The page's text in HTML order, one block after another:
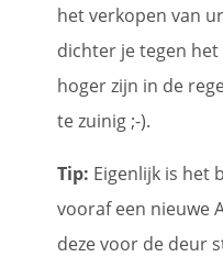
het verkopen van
dichter je tegen
hoger zijn in de
te zuinig ;-).
Tip: Eigenlijk is het
vooraf een nieuwe
deze voor de deur